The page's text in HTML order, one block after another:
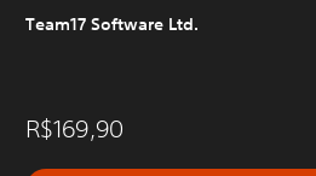
Team17 Software Ltd.
R$169,90